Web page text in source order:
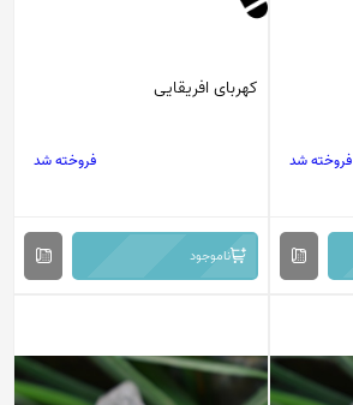
فروخته شد
کهربای افریقایی
فروخته شد
ناموجود